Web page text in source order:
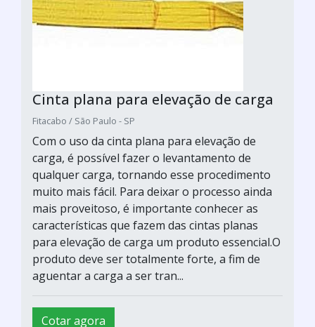
Cinta plana para elevação de carga
Fitacabo / São Paulo - SP
Com o uso da cinta plana para elevação de
carga, é possível fazer o levantamento de
qualquer carga, tornando esse procedimento
muito mais fácil. Para deixar o processo ainda
mais proveitoso, é importante conhecer as
características que fazem das cintas planas
para elevação de carga um produto essencial.O
produto deve ser totalmente forte, a fim de
aguentar a carga a ser tran...
Cotar agora